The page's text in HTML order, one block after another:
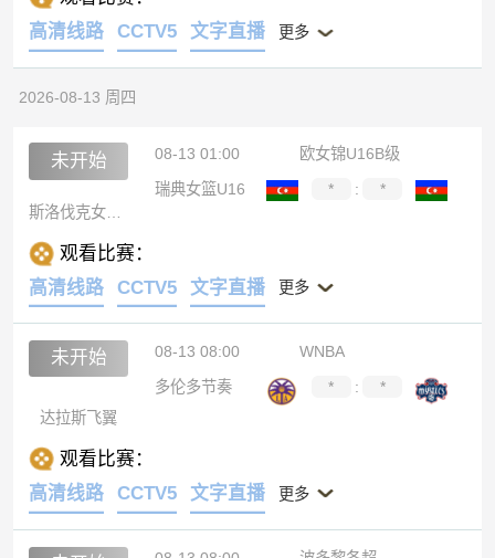
高清线路
CCTV5 文字直播 更多
2026-08-13 周四
未开始 08-13 01:00
欧女锦U16B级
瑞典女篮U16
* :
*
观看比赛：
高清线路
CCTV5 文字直播 更多
未开始 08-13 08:00
WNBA
多伦多节奏
* :
*
达拉斯飞翼
观看比赛：
高清线路
CCTV5 文字直播 更多